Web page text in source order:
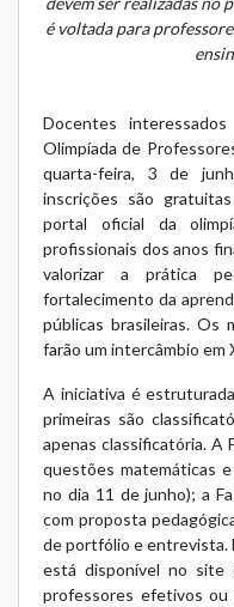
é voltada para
Docentes
Olimpíada de
quarta-feira, 3 de
inscrições são
portal oficial da
profissionais dos anos
valorizar a prática
fortalecimento da
públicas brasileiras. Os
farão um intercâmbio em
A iniciativa é
primeiras são
apenas classificatória. A
questões matemáticas
no dia 11 de junho); a
com proposta
de portfólio e entrevista.
está disponível no site
professores efetivos ou